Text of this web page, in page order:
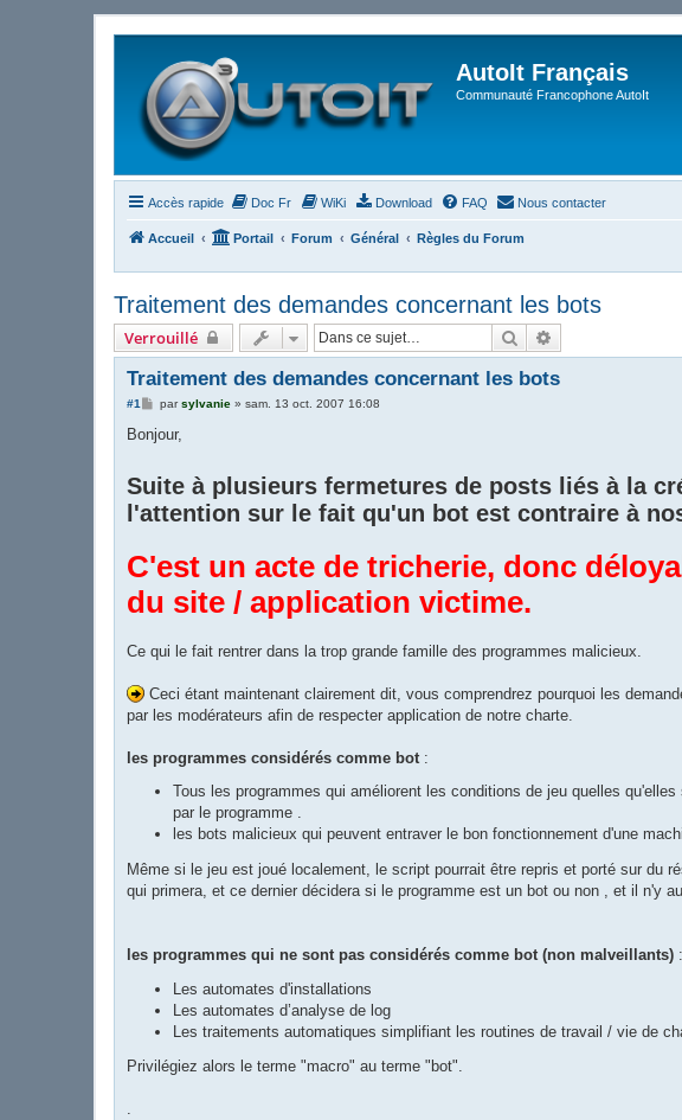
AutoIt Français
Communauté Francophone AutoIt
Accès rapide Doc Fr WiKi Download FAQ Nous contacter
Accueil Portail Forum Général Règles du Forum
Traitement des demandes concernant les bots
Verrouillé Rechercher
Traitement des demandes concernant les bots
#1
M
s
s
parsylvanie» sam. 13 oct. 2007 16:08
Bonjour,
Suite à plusieurs fermetures de posts liés à la
l'attention sur le fait qu'un bot est contraire à
C'est un acte de tricherie, donc
du site / application victime.
Ce qui le fait rentrer dans la trop grande famille des programmes malicieux.
Ceci étant maintenant clairement dit, vous comprendrez pourquoi les
par les modérateurs afin de respecter application de notre charte.
les programmes considérés comme bot:
Tous les programmes qui améliorent les conditions de jeu quelles
par le programme .
les bots malicieux qui peuvent entraver le bon fonctionnement d'une
Même si le jeu est joué localement, le script pourrait être repris et porté sur du
qui primera, et ce dernier décidera si le programme est un bot ou non , et il n'y
les programmes qui ne sont pas considérés comme bot (non malveillants) :
Les automates d'installations
Les automates d’analyse de log
Les traitements automatiques simplifiant les routines de travail / vie de
Privilégiez alors le terme "macro" au terme "bot".
.